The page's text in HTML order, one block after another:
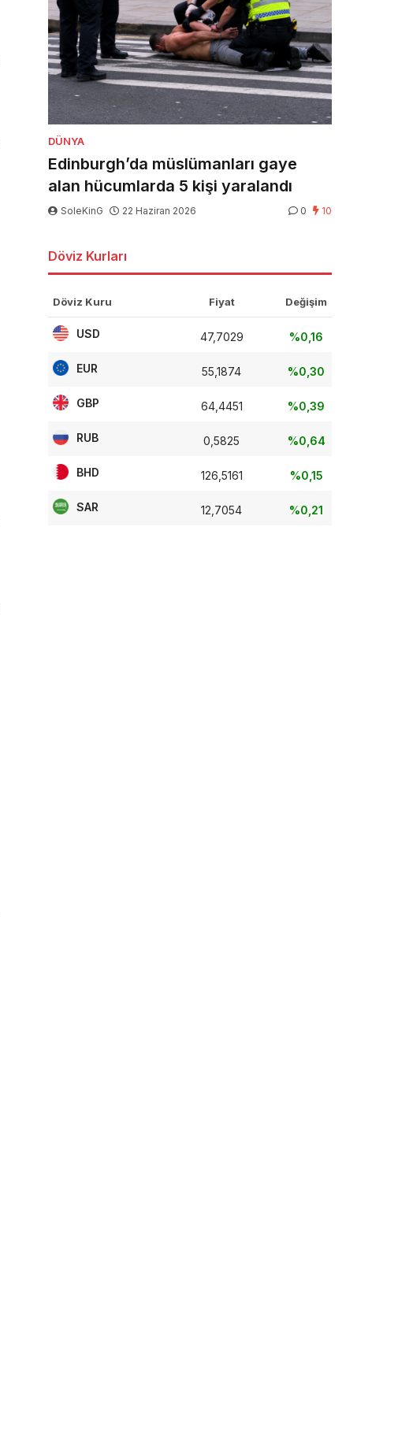
DÜNYA
Edinburgh’da müslümanları gaye
alan hücumlarda 5 kişi yaralandı
SoleKinG 22 Haziran 2026 0 10
Döviz Kurları
Döviz Kuru Fiyat Değişim
USD 47,7029 %0,16
EUR 55,1874 %0,30
GBP 64,4451 %0,39
RUB 0,5825 %0,64
BHD 126,5161 %0,15
SAR 12,7054 %0,21